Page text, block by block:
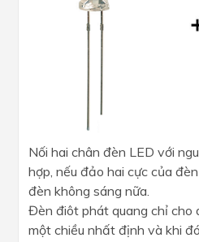
Nối hai chân đèn LED với
hợp, nếu đảo hai cực của
đèn không sáng nữa.
Đèn điôt phát quang chỉ cho
một chiều nhất định và khi